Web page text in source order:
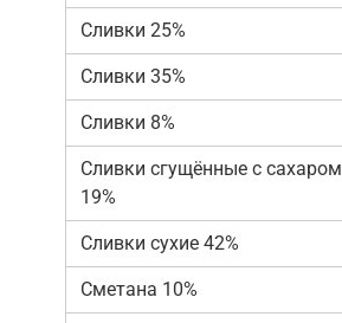
Сливки 25%
Сливки 35%
Сливки 8%
Сливки сгущённые с сахаром
19%
Сливки сухие 42%
Сметана 10%